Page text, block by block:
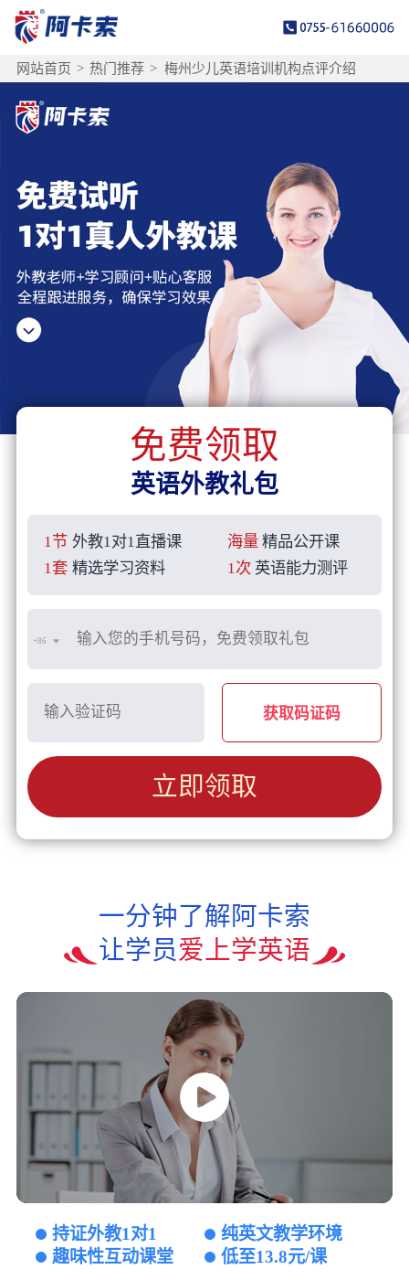
网站首页 > 热门推荐 > 梅州少儿英语培训机构点评介绍
免费领取
英语外教礼包
1节 外教1对1直播课 海量 精品公开课
1套 精选学习资料 1次 英语能力测评
+86
获取码证码
立即领取
一分钟了解阿卡索
让学员爱上学英语
持证外教1对1
纯英文教学环境
趣味性互动课堂
低至13.8元/课